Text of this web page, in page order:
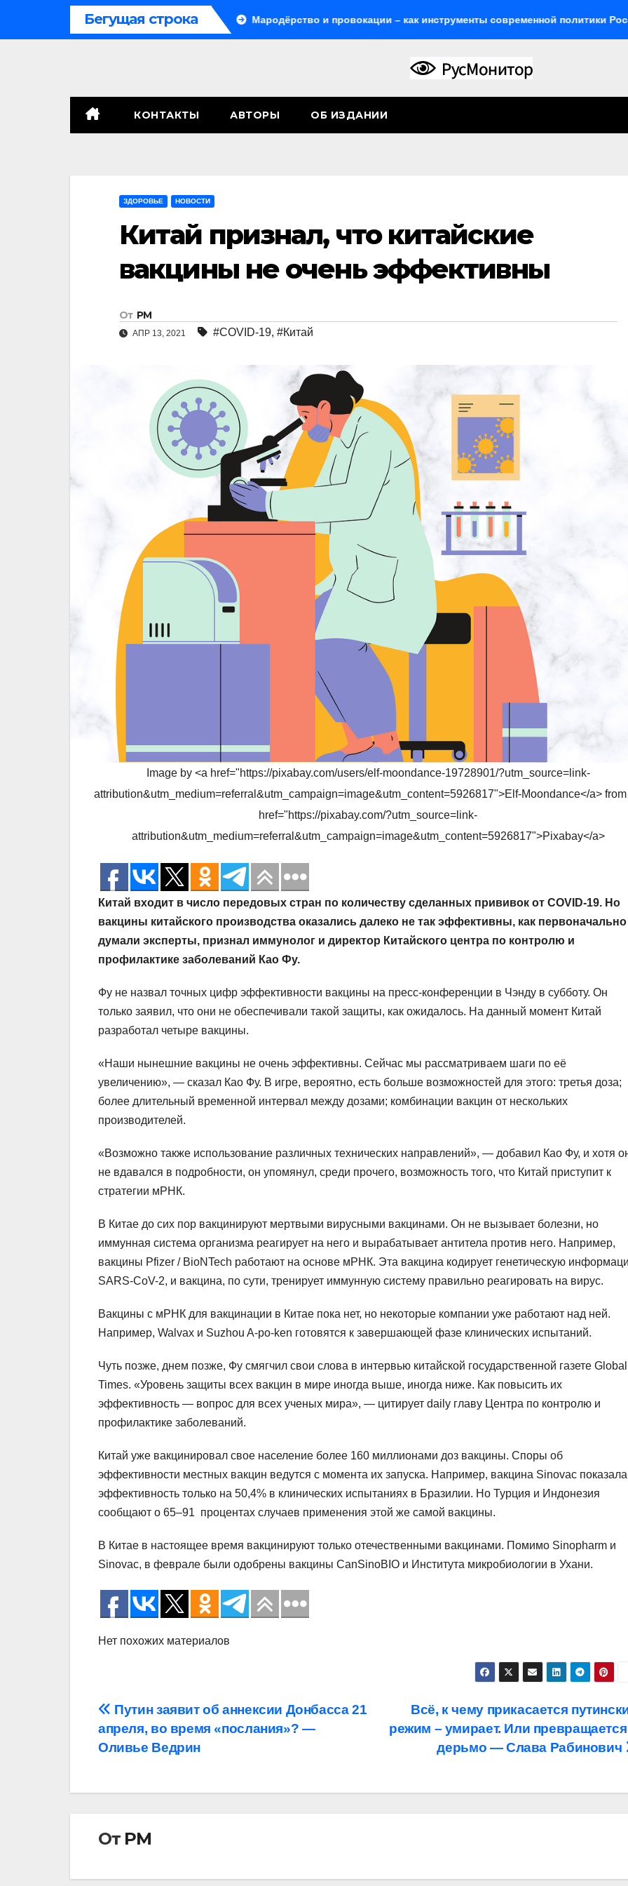
Бегущая строка
сенат принимает по Грэму закон Мародёрство и провокации – как инструменты современной политики России
КОНТАКТЫ АВТОРЫ ОБ ИЗДАНИИ
ЗДОРОВЬЕ НОВОСТИ
Китай признал, что китайские
вакцины не очень эффективны
От РМ
АПР 13, 2021 #COVID-19, #Китай
Image by <a href="https://pixabay.com/users/elf-moondance-19728901/?utm_source=link-
attribution&utm_medium=referral&utm_campaign=image&utm_content=5926817">Elf-Moondance</a>
href="https://pixabay.com/?utm_source=link-
attribution&utm_medium=referral&utm_campaign=image&utm_content=5926817">Pixabay</a>
Китай входит в число передовых стран по количеству сделанных прививок от COVID-19. Но
вакцины китайского производства оказались далеко не так эффективны, как первоначально
думали эксперты, признал иммунолог и директор Китайского центра по контролю и
профилактике заболеваний Као Фу.
Фу не назвал точных цифр эффективности вакцины на пресс-конференции в Чэнду в субботу. Он
только заявил, что они не обеспечивали такой защиты, как ожидалось. На данный момент Китай
разработал четыре вакцины.
«Наши нынешние вакцины не очень эффективны. Сейчас мы рассматриваем шаги по её
увеличению», — сказал Као Фу. В игре, вероятно, есть больше возможностей для этого: третья доза;
более длительный временной интервал между дозами; комбинации вакцин от нескольких
производителей.
«Возможно также использование различных технических направлений», — добавил Као Фу, и хотя
не вдавался в подробности, он упомянул, среди прочего, возможность того, что Китай приступит к
стратегии мРНК.
В Китае до сих пор вакцинируют мертвыми вирусными вакцинами. Он не вызывает болезни, но
иммунная система организма реагирует на него и вырабатывает антитела против него. Например,
вакцины Pfizer / BioNTech работают на основе мРНК. Эта вакцина кодирует генетическую
SARS-CoV-2, и вакцина, по сути, тренирует иммунную систему правильно реагировать на вирус.
Вакцины с мРНК для вакцинации в Китае пока нет, но некоторые компании уже работают над ней.
Например, Walvax и Suzhou A-po-ken готовятся к завершающей фазе клинических испытаний.
Чуть позже, днем ​​позже, Фу смягчил свои слова в интервью китайской государственной газете Global
Times. «Уровень защиты всех вакцин в мире иногда выше, иногда ниже. Как повысить их
эффективность — вопрос для всех ученых мира», — цитирует daily главу Центра по контролю и
профилактике заболеваний.
Китай уже вакцинировал свое население более 160 миллионами доз вакцины. Споры об
эффективности местных вакцин ведутся с момента их запуска. Например, вакцина Sinovac показала
эффективность только на 50,4% в клинических испытаниях в Бразилии. Но Турция и Индонезия
сообщают о 65–91 процентах случаев применения этой же самой вакцины.
В Китае в настоящее время вакцинируют только отечественными вакцинами. Помимо Sinopharm и
Sinovac, в феврале были одобрены вакцины CanSinoBIO и Института микробиологии в Ухани.
Нет похожих материалов
Навигация
по
Всё, к чему прикасается
режим – умирает. Или
дерьмо — Слава Рабинович
Путин заявит об аннексии Донбасса 21
апреля, во время «послания»? —
Оливье Ведрин
От РМ